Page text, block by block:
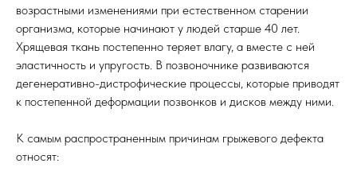
возрастными изменениями при естественном старении
организма, которые начинают у людей старше 40 лет.
Хрящевая ткань постепенно теряет влагу, а вместе с ней
эластичность и упругость. В позвоночнике развиваются
дегенеративно-дистрофические процессы, которые приводят
к постепенной деформации позвонков и дисков между ними.
К самым распространенным причинам грыжевого дефекта
относят: